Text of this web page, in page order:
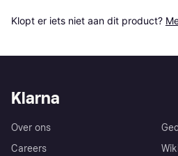
Klopt er iets niet aan dit product?
Klarna
Over ons
Careers